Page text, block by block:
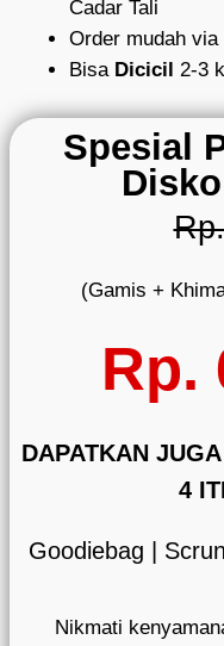
Cadar Tali
Order mudah via
Bisa Dicicil 2-3
Spesial
(Gamis +
Rp.
DAPATKAN
4
Goodiebag |
Nikmati